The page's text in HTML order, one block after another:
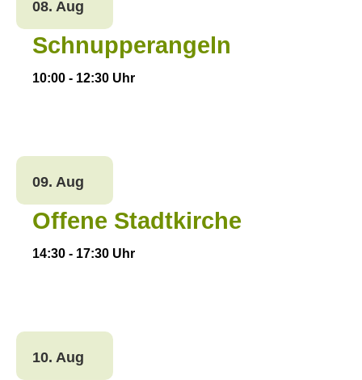
Schnupperangeln
10:00 - 12:30 Uhr
08. Aug
Offene Stadtkirche
14:30 - 17:30 Uhr
09. Aug
10. Aug